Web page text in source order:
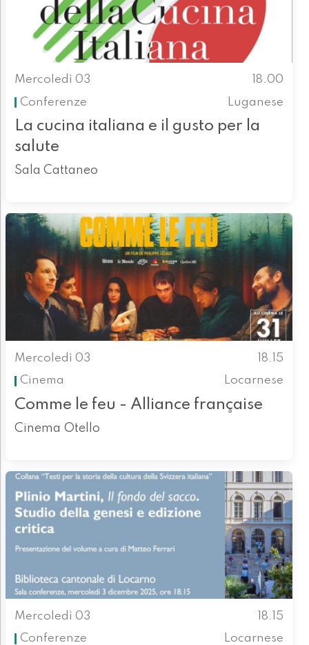
Mercoledì 03
18.00
Conferenze
Luganese
La cucina italiana e il gusto per la
salute
Sala Cattaneo
Mercoledì 03
18.15
Cinema
Locarnese
Comme le feu - Alliance française
Cinema Otello
Mercoledì 03
18.15
Conferenze
Locarnese